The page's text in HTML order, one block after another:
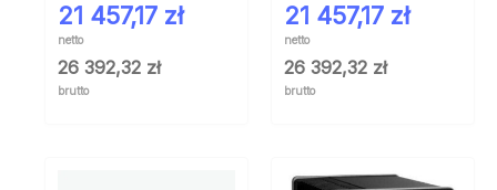
21 457,17 zł
netto
26 392,32 zł
brutto
21 457,17 zł
netto
26 392,32 zł
brutto